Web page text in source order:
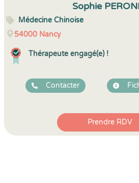
Sophie
Médecine Chinoise
54000 Nancy
Thérapeute engagé(e) !
Contacter
Prendre RDV